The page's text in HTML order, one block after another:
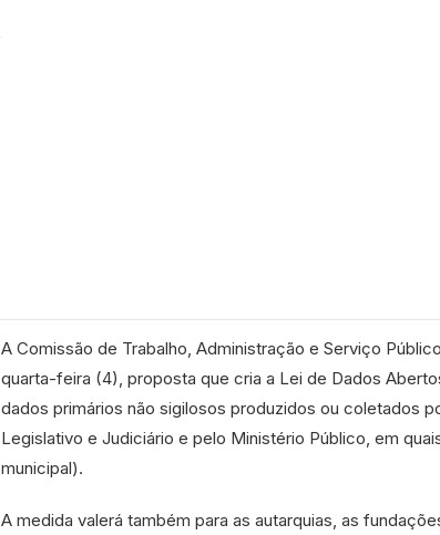
A Comissão de Trabalho, Administração e Serviço
quarta-feira (4), proposta que cria a Lei de Dados
dados primários não sigilosos produzidos ou coletados
Legislativo e Judiciário e pelo Ministério Público, em
municipal).
A medida valerá também para as autarquias, as